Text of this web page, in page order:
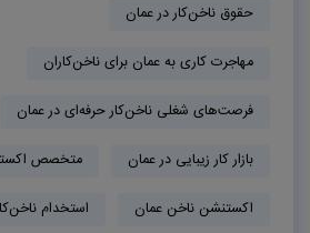
حقوق ناخن‌کار در عمان
مهاجرت کاری به عمان برای ناخن‌کاران
فرصت‌های شغلی ناخن‌کار حرفه‌ای در عمان
بازار کار زیبایی در عمان متخصص
اکستنشن ناخن عمان استخدام